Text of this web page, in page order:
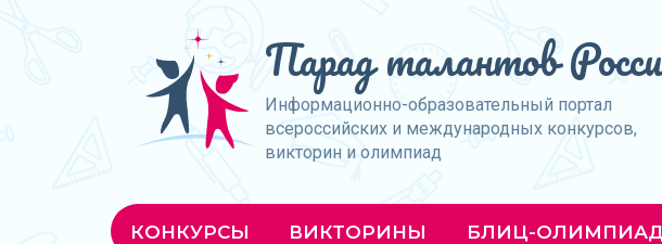
Парад талантов
Информационно-образовательный портал
всероссийских и международных конкурсов,
викторин и олимпиад
КОНКУРСЫ ВИКТОРИНЫ БЛИЦ-